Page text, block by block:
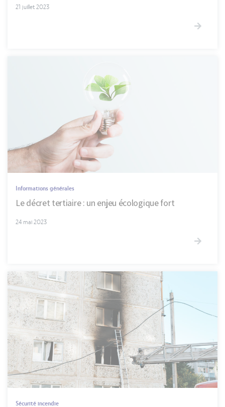
21 juillet 2023
Informations générales
Le décret tertiaire : un enjeu écologique fort
24 mai 2023
Sécurité incendie